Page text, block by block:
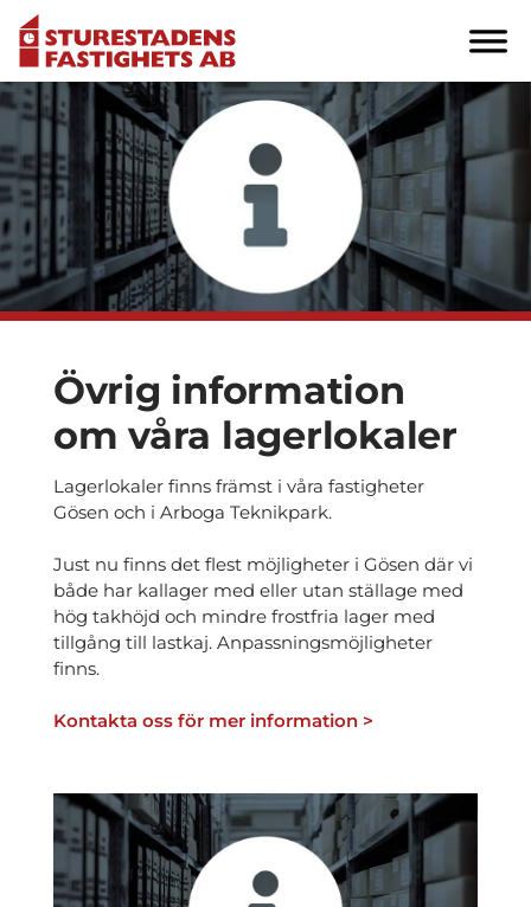
Övrig information
om våra lagerlokaler
Lagerlokaler finns främst i våra fastigheter
Gösen och i Arboga Teknikpark.
Just nu finns det flest möjligheter i Gösen där vi
både har kallager med eller utan ställage med
hög takhöjd och mindre frostfria lager med
tillgång till lastkaj. Anpassnings­möjligheter
finns.
Kontakta oss för mer information >